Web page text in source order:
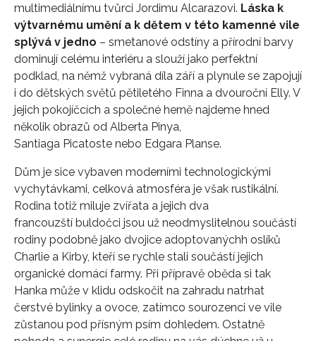
multimediálnímu tvůrci Jordimu Alcarazovi. Láska k
výtvarnému umění a k dětem v této kamenné vile
splývá v jedno – smetanové odstíny a přírodní barvy
dominují celému interiéru a slouží jako perfektní
podklad, na němž vybraná díla září a plynule se zapojují
i do dětských světů pětiletého Finna a dvouroční Elly. V
jejich pokojíčcích a společné herně najdeme hned
několik obrazů od Alberta Pinya,
Santiaga Picatoste nebo Edgara Planse.
Dům je sice vybaven moderními technologickými
vychytávkami, celková atmosféra je však rustikální.
Rodina totiž miluje zvířata a jejich dva
francouzští buldočci jsou už neodmyslitelnou součástí
rodiny podobně jako dvojice adoptovanýchh oslíků
Charlie a Kirby, kteří se rychle stali součástí jejich
organické domácí farmy. Při přípravě oběda si tak
Hanka může v klidu odskočit na zahradu natrhat
čerstvé bylinky a ovoce, zatímco sourozenci ve vile
zůstanou pod přísným psím dohledem. Ostatně